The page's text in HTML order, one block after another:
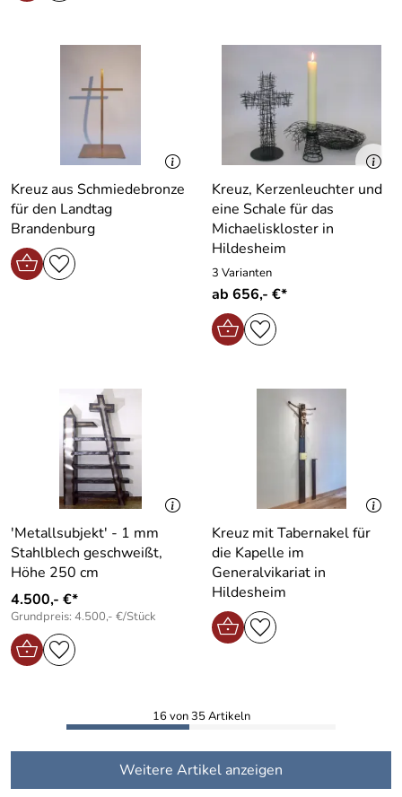
Kreuz aus Schmiedebronze
für den Landtag
Brandenburg
Kreuz, Kerzenleuchter und
eine Schale für das
Michaeliskloster in
Hildesheim
3 Varianten
ab 656,- €*
′Metallsubjekt′ - 1 mm
Stahlblech geschweißt,
Höhe 250 cm
4.500,- €*
Grundpreis: 4.500,- €/Stück
Kreuz mit Tabernakel für
die Kapelle im
Generalvikariat in
Hildesheim
16 von 35 Artikeln
Weitere Artikel anzeigen